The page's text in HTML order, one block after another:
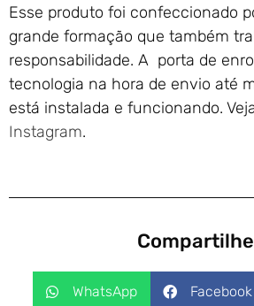
Esse produto foi confeccionado
grande formação que também
responsabilidade. A porta de
tecnologia na hora de envio até
está instalada e funcionando.
Instagram.
WhatsApp Facebook